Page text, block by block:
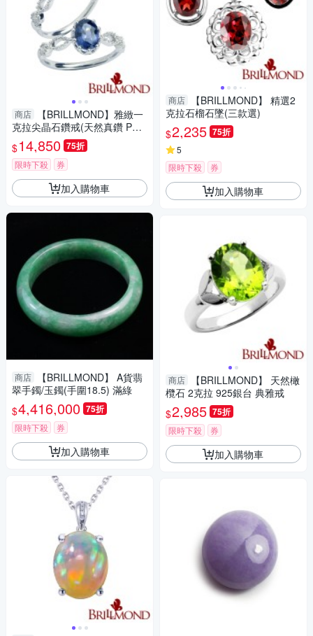
商店
【BRILLMOND】雅緻一
克拉尖晶石鑽戒(天然真鑽 PT9
50鉑金台)
$14,850 75折
限時下殺 券
加入購物車
商店
【BRILLMOND】 A貨翡
翠手鐲/玉鐲(手圍18.5) 滿綠
$4,416,000 75折
限時下殺 券
加入購物車
商店
【BRILLMOND】 精選2
克拉石榴石墜(三款選)
$2,235 75折
5
限時下殺
券
加入購物車
商店
【BRILLMOND】 天然橄
欖石 2克拉 925銀台 典雅戒
$2,985 75折
限時下殺 券
加入購物車